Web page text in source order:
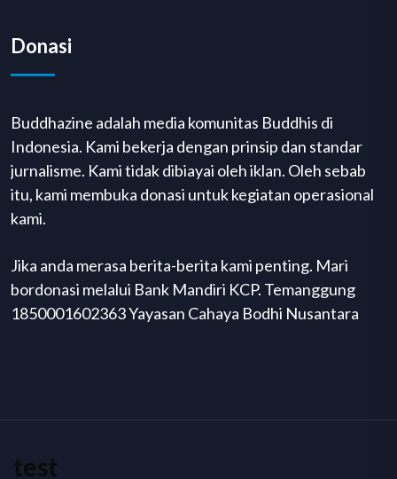
Donasi
Buddhazine adalah media komunitas Buddhis di
Indonesia. Kami bekerja dengan prinsip dan standar
jurnalisme. Kami tidak dibiayai oleh iklan. Oleh sebab
itu, kami membuka donasi untuk kegiatan operasional
kami.
Jika anda merasa berita-berita kami penting. Mari
bordonasi melalui Bank Mandiri KCP. Temanggung
1850001602363 Yayasan Cahaya Bodhi Nusantara
test